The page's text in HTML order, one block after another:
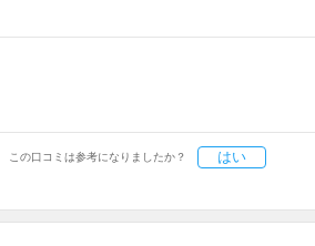
この口コミは参考になりましたか？ はい